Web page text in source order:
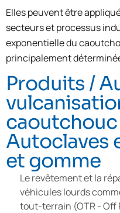
Elles peuvent être
secteurs et processus
exponentielle du
principalement
Produits /
Autoclaves
et gomme
Le revêtement et la
véhicules lourds
tout-terrain (OTR - Off